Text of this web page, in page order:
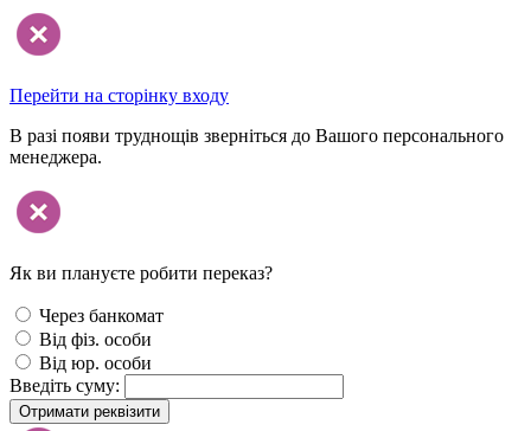
Перейти на сторінку входу
В разі появи труднощів зверніться до Вашого персонального
менеджера.
Як ви плануєте робити переказ?
Через банкомат
Від фіз. особи
Від юр. особи
Введіть суму:
Отримати реквізити